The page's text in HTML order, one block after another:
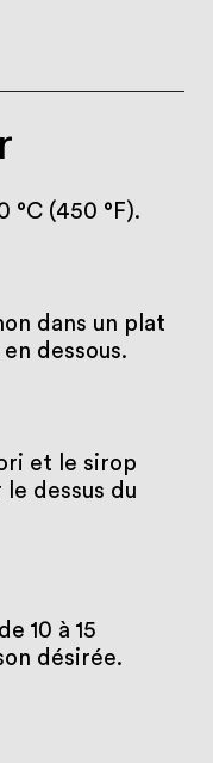
°C (450 °F).
dans un plat
dessous.
et le sirop
dessus du
10 à 15
désirée.